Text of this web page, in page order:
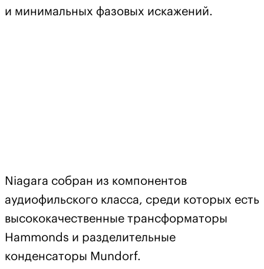
и минимальных фазовых искажений.
Niagara собран из компонентов
аудиофильского класса, среди которых есть
высококачественные трансформаторы
Hammonds и разделительные
конденсаторы Mundorf.